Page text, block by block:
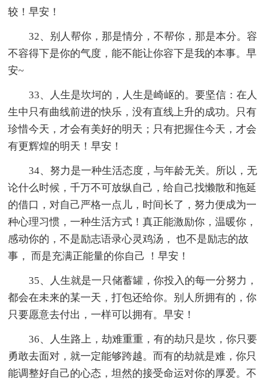
较！早安！
32、别人帮你，那是情分，不帮你，那是本分。容
不容得下是你的气度，能不能让你容下是我的本事。早
安~
33、人生是坎坷的，人生是崎岖的。要坚信：在人
生中只有曲线前进的快乐，没有直线上升的成功。只有
珍惜今天，才会有美好的明天；只有把握住今天，才会
有更辉煌的明天！早安！
34、努力是一种生活态度，与年龄无关。所以，无
论什么时候，千万不可放纵自己，给自己找懒散和拖延
的借口，对自己严格一点儿，时间长了，努力便成为一
种心理习惯，一种生活方式！真正能激励你，温暖你，
感动你的，不是励志语录心灵鸡汤， 也不是励志的故
事， 而是充满正能量的你自己 ！早安！
35、人生就是一只储蓄罐，你投入的每一分努力，
都会在未来的某一天，打包还给你。别人所拥有的，你
只要愿意去付出，一样可以拥有。早安！
36、人生路上，劫难重重，有的劫只是坎，你只要
勇敢去面对，就一定能够跨越。而有的劫就是难，你只
能调整好自己的心态，坦然的接受命运对你的厚爱。不